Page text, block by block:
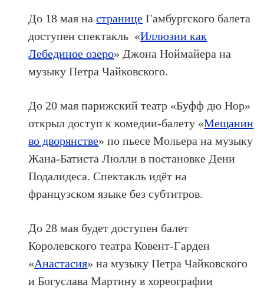
До 18 мая настранице Гамбургского балета
доступен спектакль «Иллюзии как
Лебединое озеро» Джона Ноймайера на
музыку Петра Чайковского.
До 20 мая парижский театр «Буфф дю Нор»
открыл доступ к комедии-балету «Мещанин
во дворянстве» по пьесе Мольера на музыку
Жана-Батиста Люлли в постановке Дени
Подалидеса. Спектакль идёт на
французском языке без субтитров.
До 28 мая будет доступен балет
Королевского театра Ковент-Гарден
«Анастасия» на музыку Петра Чайковского
и Богуслава Мартину в хореографии